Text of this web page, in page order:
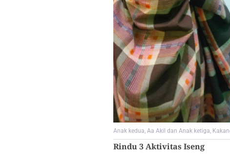
Anak kedua, Aa Akil dan Anak ketiga,
Rindu 3 Aktivitas Iseng